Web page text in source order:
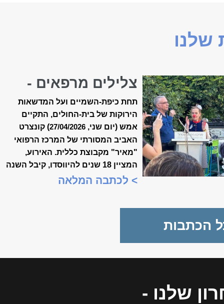
שלנו
צלילים מרפאים -
קונצרט האביב ה-18
של ״מאיר״
תחת כיפת-השמיים ועל המדשאות
הירוקות של בית-החולים, התקיים
אמש (יום שני, 27/04/2026) קונצרט
האביב המסורתי של המרכז הרפואי
"מאיר" מקבוצת כללית. האירוע,
המציין 18 שנים להיווסדו, קיבל השנה
משמעות מיוחדת, כשנכלל לראשונה
> לכתבה המלאה
הכתבות
שלנו -